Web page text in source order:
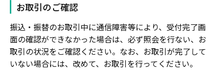
お取引のご確認
振込・振替のお取引中に通信障害等により、受付完了画
面の確認ができなかった場合は、必ず照会を行ない、お
取引の状況をご確認ください。なお、お取引が完了して
いない場合には、改めて、お取引を行ってください。